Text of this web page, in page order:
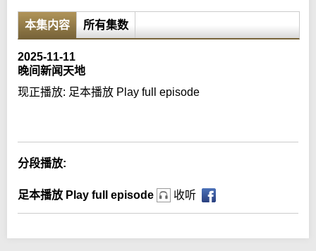
本集内容 所有集数
2025-11-11
晚间新闻天地
现正播放: 足本播放 Play full episode
分段播放:
足本播放 Play full episode 收听